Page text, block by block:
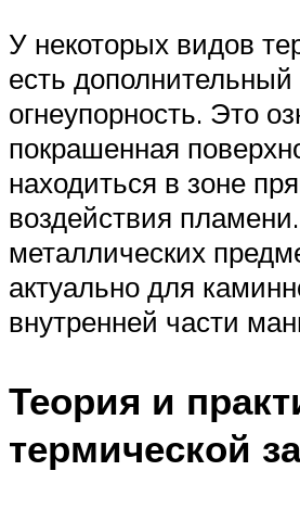
У некоторых видов
есть дополнительный
огнеупорность. Это
покрашенная
находиться в зоне
воздействия
металлических
актуально для
внутренней части
Теория и
термической